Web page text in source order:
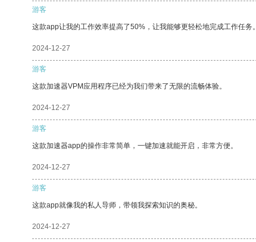
游客
这款app让我的工作效率提高了50%，让我能够更轻松地完成工作任
2024-12-27
游客
这款加速器VPM应用程序已经为我们带来了无限的流畅体验。
2024-12-27
游客
这款加速器app的操作非常简单，一键加速就能开启，非常方便。
2024-12-27
游客
这款app就像我的私人导师，带领我探索知识的奥秘。
2024-12-27